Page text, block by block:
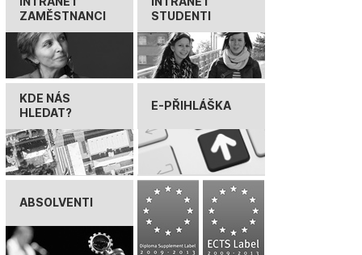
ZAMĚSTNANCI
STUDENTI
KDE NÁS
HLEDAT?
E-PŘIHLÁŠKA
ABSOLVENTI